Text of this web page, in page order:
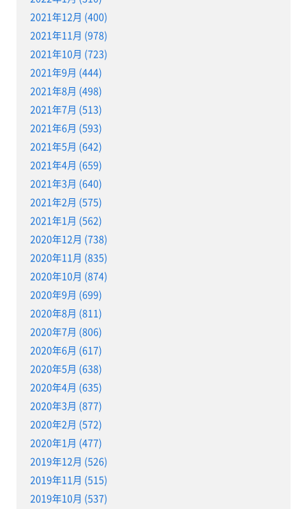
2021年12月 (400)
2021年11月 (978)
2021年10月 (723)
2021年9月 (444)
2021年8月 (498)
2021年7月 (513)
2021年6月 (593)
2021年5月 (642)
2021年4月 (659)
2021年3月 (640)
2021年2月 (575)
2021年1月 (562)
2020年12月 (738)
2020年11月 (835)
2020年10月 (874)
2020年9月 (699)
2020年8月 (811)
2020年7月 (806)
2020年6月 (617)
2020年5月 (638)
2020年4月 (635)
2020年3月 (877)
2020年2月 (572)
2020年1月 (477)
2019年12月 (526)
2019年11月 (515)
2019年10月 (537)